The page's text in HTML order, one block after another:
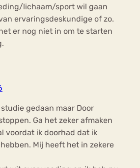
lichaam/sport wil gaan
ervaringsdeskundige of zo.
er nog niet in om te starten
gedaan maar Door
Ga het zeker afmaken
voordat ik doorhad dat ik
Mij heeft het in zekere